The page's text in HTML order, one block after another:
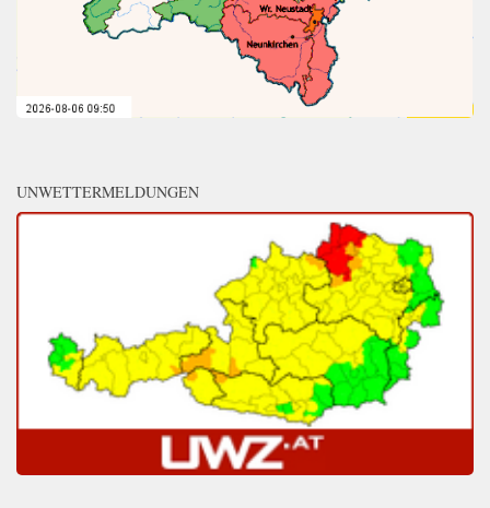
UNWETTERMELDUNGEN